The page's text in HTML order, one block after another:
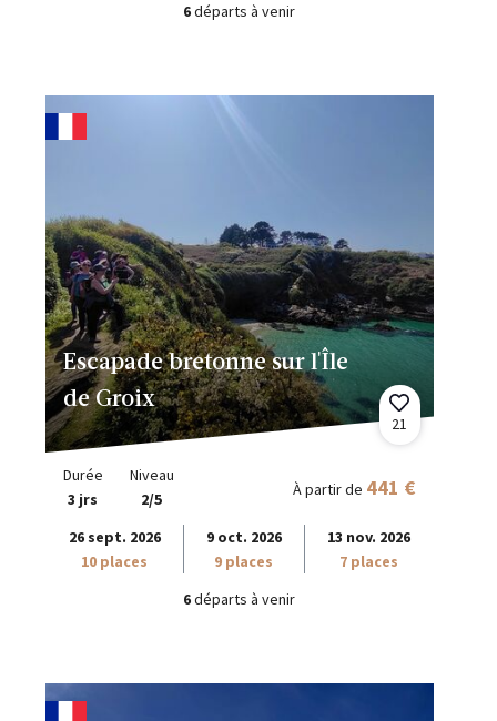
6départs à venir
Escapade bretonne sur l'Île
de Groix
21
Durée
3 jrs
Niveau
2/5
À partir de 441 €
26 sept. 2026
10 places
9 oct. 2026
9 places
13 nov. 2026
7 places
6départs à venir